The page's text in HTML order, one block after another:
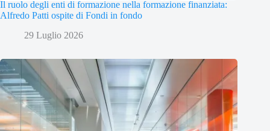
Il ruolo degli enti di formazione nella formazione finanziata:
Alfredo Patti ospite di Fondi in fondo
29 Luglio 2026